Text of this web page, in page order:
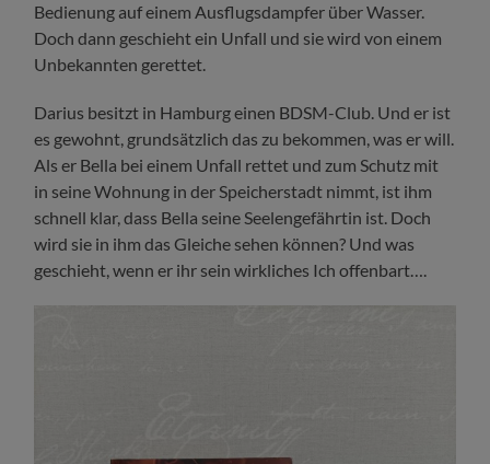
Bedienung auf einem Ausflugsdampfer über Wasser.
Doch dann geschieht ein Unfall und sie wird von einem
Unbekannten gerettet.
Darius besitzt in Hamburg einen BDSM-Club. Und er ist
es gewohnt, grundsätzlich das zu bekommen, was er will.
Als er Bella bei einem Unfall rettet und zum Schutz mit
in seine Wohnung in der Speicherstadt nimmt, ist ihm
schnell klar, dass Bella seine Seelengefährtin ist. Doch
wird sie in ihm das Gleiche sehen können? Und was
geschieht, wenn er ihr sein wirkliches Ich offenbart….